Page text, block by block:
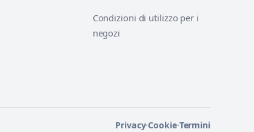
Condizioni di utilizzo per i
negozi
Privacy·Cookie·Termini